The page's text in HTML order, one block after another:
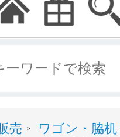
売 >
ワゴン・脇机